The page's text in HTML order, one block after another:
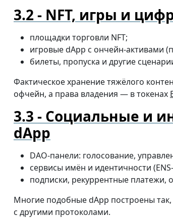
NFT, игры и
площадки торговли NFT;
игровые dApp с ончейн-активами
билеты, пропуска и другие
Фактическое хранение тяжёлого
офчейн, а права владения — в токенах
Социальные и
dApp
DAO-панели: голосование,
сервисы имён и идентичности
подписки, рекуррентные платежи,
Многие подобные dApp построены
с другими протоколами.